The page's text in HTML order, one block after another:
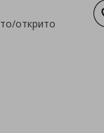
открито